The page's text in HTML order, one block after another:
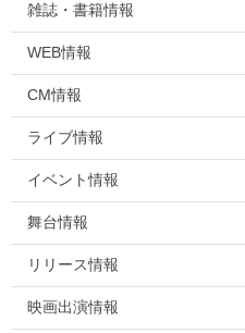
雑誌・書籍情報
WEB情報
CM情報
ライブ情報
イベント情報
舞台情報
リリース情報
映画出演情報